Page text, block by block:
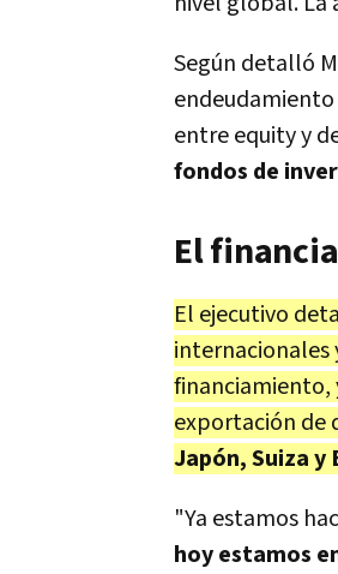
Según detalló
entre equity y
fondos de
El
El ejecutivo
internacionales
financiamiento,
exportación de
Japón, Suiza y
"Ya estamos
hoy estamos